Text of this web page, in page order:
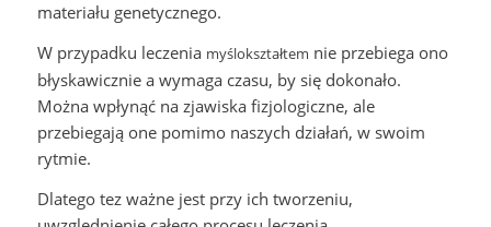
materiału genetycznego.
W przypadku leczenia myślokształtem nie przebiega ono
błyskawicznie a wymaga czasu, by się dokonało.
Można wpłynąć na zjawiska fizjologiczne, ale
przebiegają one pomimo naszych działań, w swoim
rytmie.
Dlatego tez ważne jest przy ich tworzeniu,